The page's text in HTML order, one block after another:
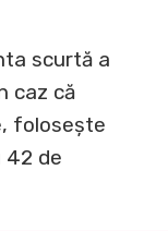
scurtă a
caz că
folosește
42 de